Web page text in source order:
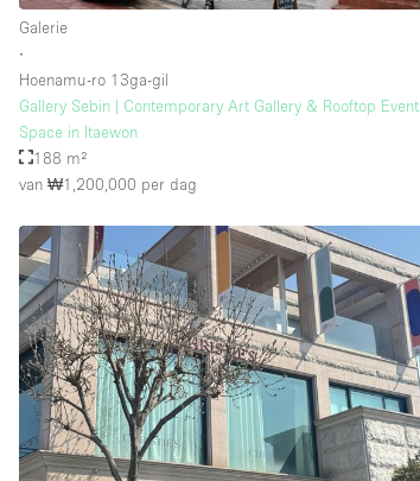
Galerie
∙
Hoenamu-ro 13ga-gil
Gallery Sebin | Contemporary Art Gallery & Rooftop Event
Space in Itaewon
188 m²
van ₩1,200,000 per dag